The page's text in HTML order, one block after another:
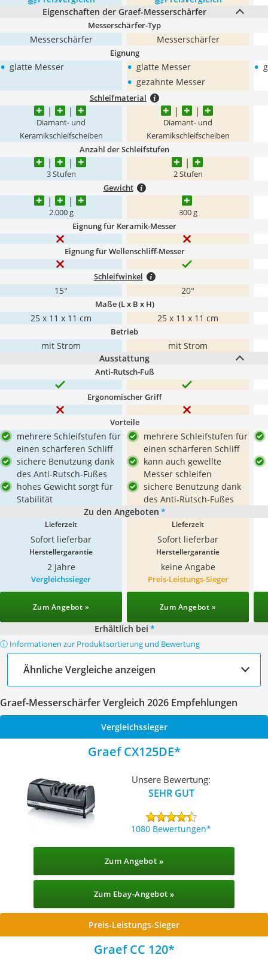
Eigenschaften der Graef-Messerschärfer
Messerschärfer-Typ
Messerschärfer Messerschärfer
Eignung
• glatte Messer • glatte Messer
• gezahnte Messer
•
Schleifmaterial
Diamant- und
Keramikschleifscheiben
Diamant- und
Keramikschleifscheiben
Anzahl der Schleifstufen
3 Stufen 2 Stufen
Gewicht
2.000 g 300 g
Eignung für Keramik-Messer
Eignung für Wellenschliff-Messer
Schleifwinkel
15° 20°
Maße (L x B x H)
25 x 11 x 11 cm 25 x 11 x 11 cm
Betrieb
mit Strom
mit Strom
Ausstattung
Anti-Rutsch-Fuß
Ergonomischer Griff
Vorteile
mehrere Schleifstufen für
einen schärferen Schliff
sichere Benutzung dank
des Anti-Rutsch-Fußes
hohes Gewicht sorgt für
Stabilität
mehrere Schleifstufen für
einen schärferen Schliff
kann auch gewellte
Messer schleifen
sichere Benutzung dank
des Anti-Rutsch-Fußes
Zu den Angeboten *
Lieferzeit
Sofort lieferbar
Lieferzeit
Sofort lieferbar
Herstellergarantie
2 Jahre
Herstellergarantie
keine Angabe
Vergleichssieger
Zum Angebot »
Preis-Leistungs-Sieger
Zum Angebot »
Erhältlich bei *
ⓘ Informationen zur Produktsortierung und Bewertung
Ähnliche Vergleiche anzeigen
Graef-Messerschärfer Vergleich 2026 Empfehlungen
Vergleichssieger
Graef CX125DE
Unsere Bewertung:
SEHR GUT
1080 Bewertungen
Zum Angebot »
Zum Ebay-Angebot »
Preis-Leistungs-Sieger
Graef CC 120